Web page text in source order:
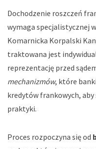
Dochodzenie roszczeń
wymaga specjalistycznej
Komarnicka Korpalski
traktowana jest
reprezentację przed
mechanizmów, które
kredytów frankowych,
praktyki.
Proces rozpoczyna się od